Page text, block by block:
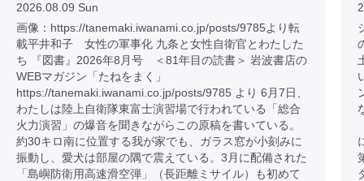
2026.08.09 Sun
画像：https://tanemaki.iwanami.co.jp/posts/9785より転
載平井和子 女性の軍事化 九条と女性自衛官とわたした
ち 『図書』2026年8月号 ＜81年目の読書＞ 岩波書店の
WEBマガジン「たねをまく」
https://tanemaki.iwanami.co.jp/posts/9785 より 6月7日、
わたしは陸上自衛隊東富士演習場で行われている「総合
火力演習」の爆音を聞きながらこの原稿を書いている。
約30キロ南に位置する我が家でも、ガラス窓が小刻みに
振動し、愛犬は部屋の隅で震えている。3月に配備された
「島嶼防衛用高速滑空弾」（長距離ミサイル）も初めて